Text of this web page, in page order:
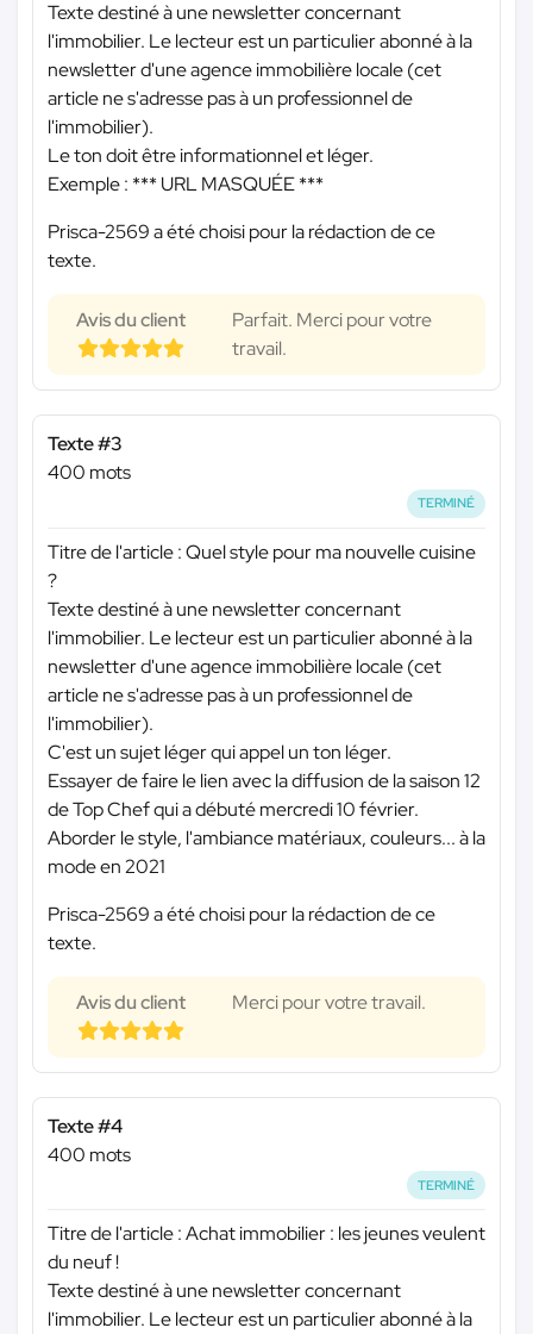
Texte destiné à une newsletter concernant
l'immobilier. Le lecteur est un particulier abonné à la
newsletter d'une agence immobilière locale (cet
article ne s'adresse pas à un professionnel de
l'immobilier).
Le ton doit être informationnel et léger.
Exemple : *** URL MASQUÉE ***
Prisca-2569 a été choisi pour la rédaction de ce
texte.
Avis du client
Parfait. Merci pour votre
travail.
Texte #3
400 mots
TERMINÉ
Titre de l'article : Quel style pour ma nouvelle cuisine
?
Texte destiné à une newsletter concernant
l'immobilier. Le lecteur est un particulier abonné à la
newsletter d'une agence immobilière locale (cet
article ne s'adresse pas à un professionnel de
l'immobilier).
C'est un sujet léger qui appel un ton léger.
Essayer de faire le lien avec la diffusion de la saison 12
de Top Chef qui a débuté mercredi 10 février.
Aborder le style, l'ambiance matériaux, couleurs... à la
mode en 2021
Prisca-2569 a été choisi pour la rédaction de ce
texte.
Avis du client Merci pour votre travail.
Texte #4
400 mots
TERMINÉ
Titre de l'article : Achat immobilier : les jeunes veulent
du neuf !
Texte destiné à une newsletter concernant
l'immobilier. Le lecteur est un particulier abonné à la